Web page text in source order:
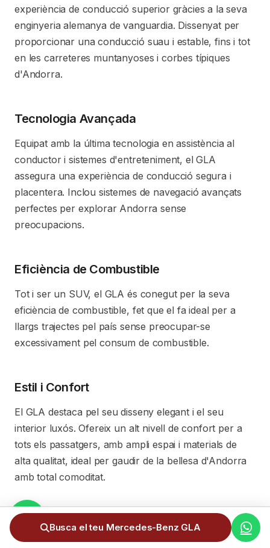
experiència de conducció superior gràcies a la seva
enginyeria alemanya de vanguardia. Dissenyat per
proporcionar una conducció suau i estable, fins i tot
en les carreteres muntanyoses i corbes típiques
d'Andorra.
Tecnologia Avançada
Equipat amb la última tecnologia en assistència al
conductor i sistemes d'entreteniment, el GLA
assegura una experiència de conducció segura i
placentera. Inclou sistemes de navegació avançats
perfectes per explorar Andorra sense
preocupacions.
Eficiència de Combustible
Tot i ser un SUV, el GLA és conegut per la seva
eficiència de combustible, fet que el fa ideal per a
llargs trajectes pel país sense preocupar-se
excessivament pel consum de combustible.
Estil i Confort
El GLA destaca pel seu disseny elegant i el seu
interior luxós. Ofereix un alt nivell de confort per a
tots els passatgers, amb ampli espai i materials de
alta qualitat, ideal per gaudir de la bellesa d'Andorra
amb total comoditat.
Busca el teu Mercedes-Benz GLA